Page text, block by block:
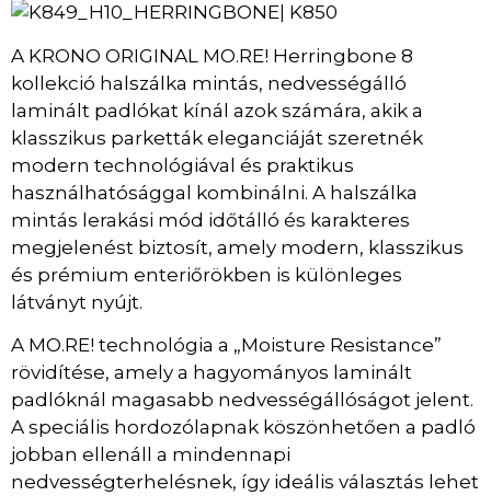
K850
A KRONO ORIGINAL MO.RE! Herringbone 8
kollekció halszálka mintás, nedvességálló
laminált padlókat kínál azok számára, akik a
klasszikus parketták eleganciáját szeretnék
modern technológiával és praktikus
használhatósággal kombinálni. A halszálka
mintás lerakási mód időtálló és karakteres
megjelenést biztosít, amely modern, klasszikus
és prémium enteriőrökben is különleges
látványt nyújt.
A MO.RE! technológia a „Moisture Resistance”
rövidítése, amely a hagyományos laminált
padlóknál magasabb nedvességállóságot jelent.
A speciális hordozólapnak köszönhetően a padló
jobban ellenáll a mindennapi
nedvességterhelésnek, így ideális választás lehet